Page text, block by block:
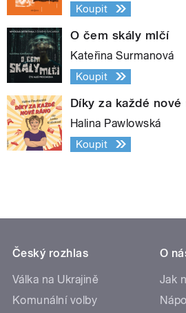
Koupit
O čem skály mlčí
Kateřina Surmanová
Koupit
Díky za každé nové
Halina Pawlowská
Koupit
Český rozhlas
Válka na Ukrajině
Komunální volby
O
Jak